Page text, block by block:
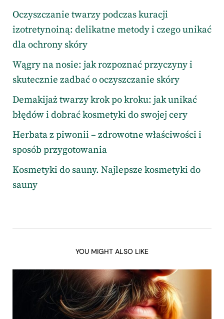
Oczyszczanie twarzy podczas kuracji
izotretynoiną: delikatne metody i czego unikać
dla ochrony skóry
Wągry na nosie: jak rozpoznać przyczyny i
skutecznie zadbać o oczyszczanie skóry
Demakijaż twarzy krok po kroku: jak unikać
błędów i dobrać kosmetyki do swojej cery
Herbata z piwonii – zdrowotne właściwości i
sposób przygotowania
Kosmetyki do sauny. Najlepsze kosmetyki do
sauny
YOU MIGHT ALSO LIKE